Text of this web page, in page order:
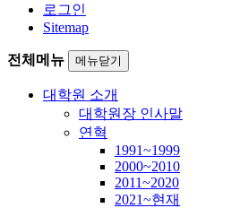
로그인
Sitemap
전체메뉴 메뉴닫기
대학원 소개
대학원장 인사말
연혁
1991~1999
2000~2010
2011~2020
2021~현재